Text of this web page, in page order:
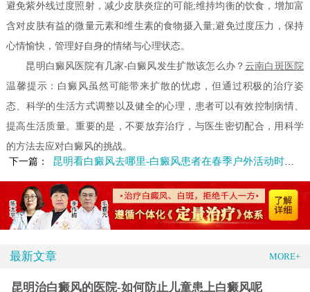
避免紫外线过度照射，减少皮肤炎症的可能;维持均衡的饮食，增加富
含对皮肤有益的微量元素和维生素的食物摄入量;避免过度压力，保持
心情愉快，管理好自身的情绪与心理状态。
昆明白癜风医院有几家-白癜风发生扩散该怎么办？云南白斑医院
温馨提示：白癜风虽然可能带来扩散的忧虑，但通过积极的治疗姿
态、科学的生活方式调整以及健全的心理，患者可以有效控制病情、
提高生活质量。重要的是，不要放弃治疗，与医生密切配合，用科学
的方法去应对白癜风的挑战。
下一篇：
昆明看白癜风去哪里-白癜风患者在春季户外活动时要注意什么
最新文章 MORE+
昆明治白癜风的医院-如何防止儿童患上白癜风呢